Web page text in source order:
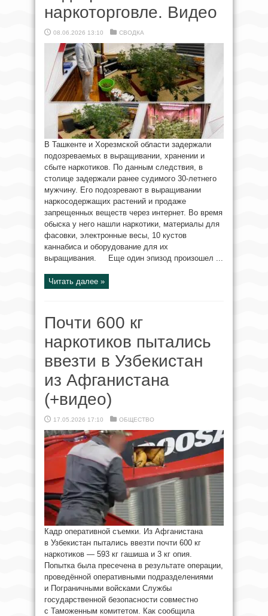
наркоторговле. Видео
08.06.2026 13:10 СВОДКА
В Ташкенте и Хорезмской области задержали
подозреваемых в выращивании, хранении и
сбыте наркотиков. По данным следствия, в
столице задержали ранее судимого 30-летнего
мужчину. Его подозревают в выращивании
наркосодержащих растений и продаже
запрещенных веществ через интернет. Во время
обыска у него нашли наркотики, материалы для
фасовки, электронные весы, 10 кустов
каннабиса и оборудование для их
выращивания. Еще один эпизод произошел ...
Читать далее »
Почти 600 кг
наркотиков пытались
ввезти в Узбекистан
из Афганистана
(+видео)
17.05.2026 17:10 ОБЩЕСТВО
Кадр оперативной съемки. Из Афганистана
в Узбекистан пытались ввезти почти 600 кг
наркотиков — 593 кг гашиша и 3 кг опия.
Попытка была пресечена в результате операции,
проведённой оперативными подразделениями
и Пограничными войсками Службы
государственной безопасности совместно
с Таможенным комитетом. Как сообщила